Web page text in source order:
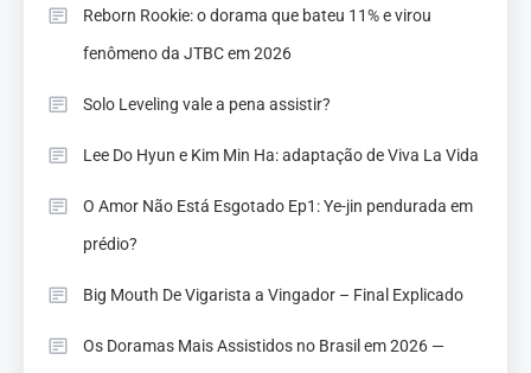
Reborn Rookie: o dorama que bateu 11% e virou
fenômeno da JTBC em 2026
Solo Leveling vale a pena assistir?
Lee Do Hyun e Kim Min Ha: adaptação de Viva La Vida
O Amor Não Está Esgotado Ep1: Ye-jin pendurada em
prédio?
Big Mouth De Vigarista a Vingador – Final Explicado
Os Doramas Mais Assistidos no Brasil em 2026 —